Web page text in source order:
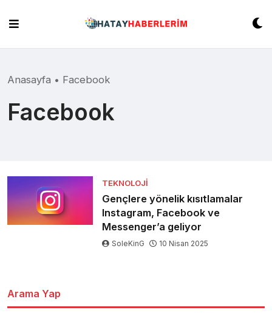
content
Anasayfa • Facebook
Facebook
TEKNOLOJI
Gençlere yönelik kısıtlamalar
Instagram, Facebook ve
Messenger’a geliyor
SoleKinG 10 Nisan 2025
Arama Yap